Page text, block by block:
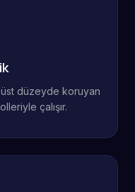
üst düzeyde koruyan
çalışır.